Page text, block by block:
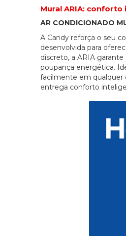
Mural ARIA:
AR CONDICIONADO
A Candy reforça o seu
desenvolvida para
discreto, a ARIA
poupança energética.
facilmente em qualquer
entrega conforto